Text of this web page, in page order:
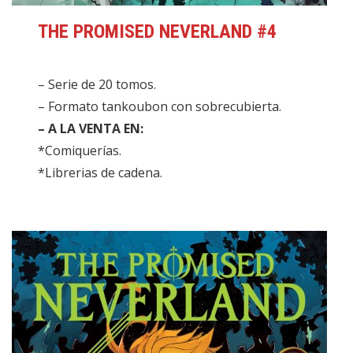
THE PROMISED NEVERLAND #4
– Serie de 20 tomos.
– Formato tankoubon con sobrecubierta.
– A LA VENTA EN:
*Comiquerías.
*Librerias de cadena.